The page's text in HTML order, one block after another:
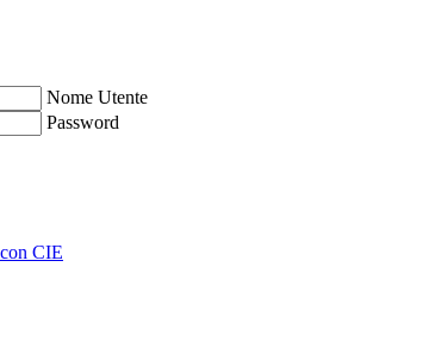
Nome Utente
Password
CIE